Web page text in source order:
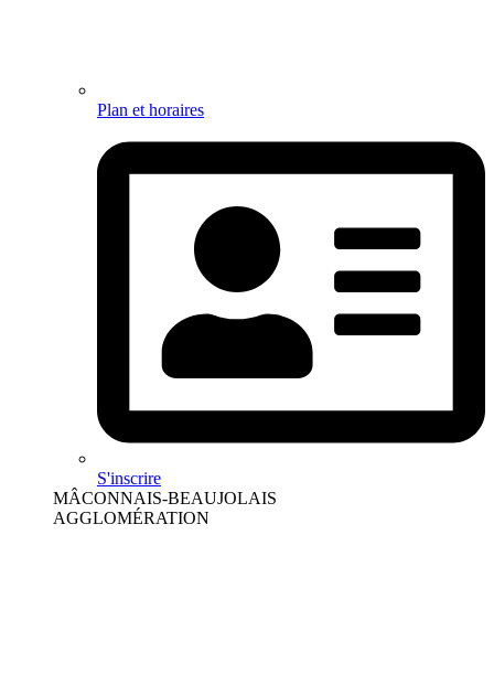
Plan et horaires
S'inscrire
MÂCONNAIS-BEAUJOLAIS
AGGLOMÉRATION